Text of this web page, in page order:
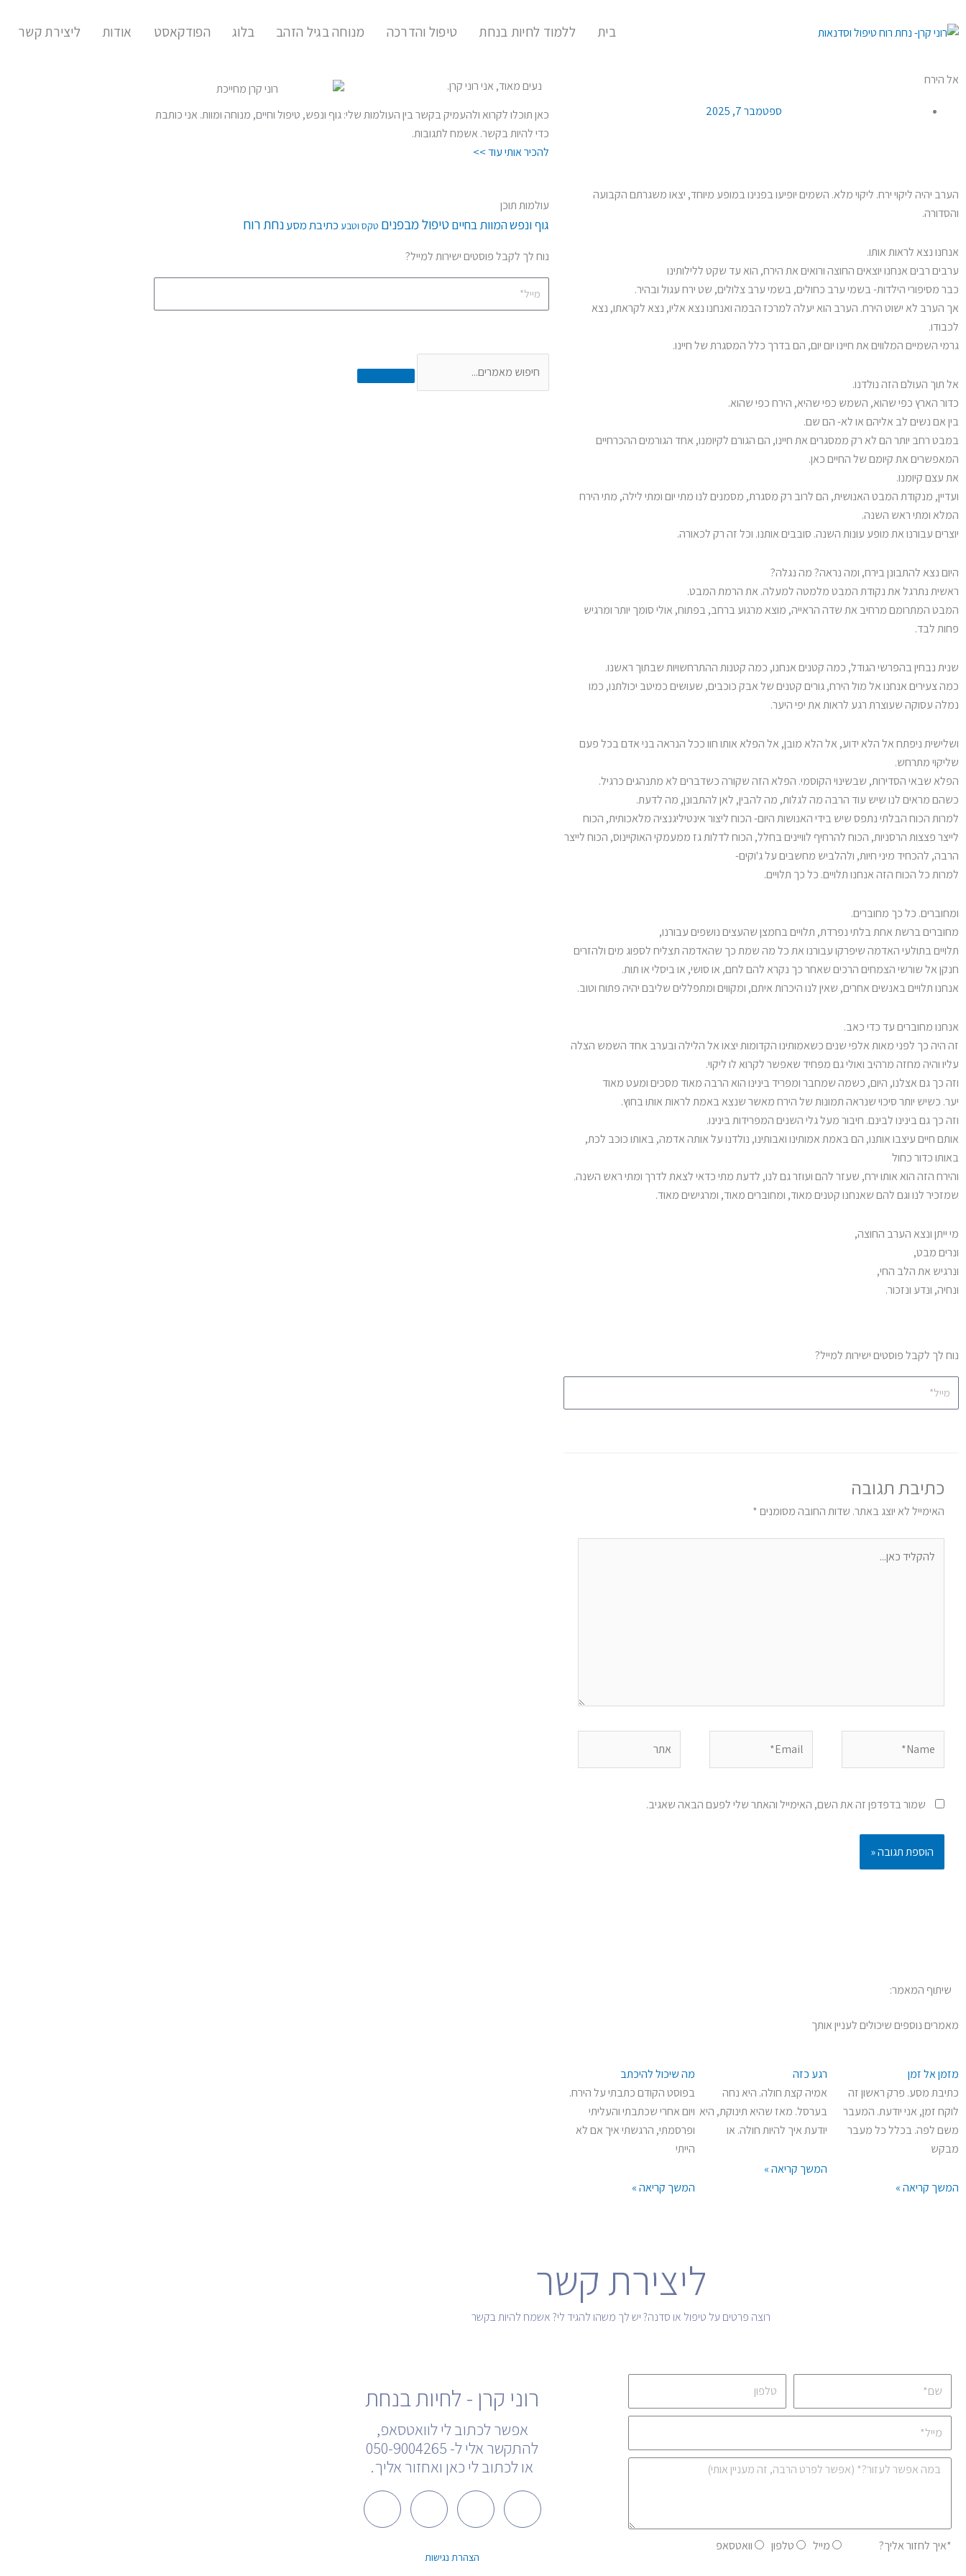
לתוכן
בית ללמוד לחיות בנחת טיפול והדרכה מנוחה בגיל הזהב בלוג הפודקאסט אודות ליצירת קשר
אל הירח
ספטמבר 7, 2025
הערב יהיה ליקוי ירח. ליקוי מלא. השמים יופיעו בפנינו במופע מיוחד, יצאו משגרתם הקבועה
והסדורה.
אנחנו נצא לראות אותו.
ערבים רבים אנחנו יוצאים החוצה ורואים את הירח, הוא עד שקט ללילותינו
כבר מסיפורי הילדות- בשמי ערב כחולים, בשמי ערב צלולים, שט ירח עגול ובהיר.
אך הערב לא ישוט הירח. הערב הוא יעלה למרכז הבמה ואנחנו נצא אליו, נצא לקראתו, נצא
לכבודו.
גרמי השמיים המלווים את חיינו יום יום, הם בדרך כלל המסגרת של חיינו.
אל תוך העולם הזה נולדנו.
כדור הארץ כפי שהוא, השמש כפי שהיא, הירח כפי שהוא.
בין אם נשים לב אליהם או לא- הם שם.
במבט רחב יותר הם לא רק ממסגרים את חיינו, הם הגורם לקיומנו, אחד הגורמים ההכרחיים
המאפשרים את קיומם של החיים כאן.
את עצם קיומנו.
ועדיין, מנקודת המבט האנושית, הם לרוב רק מסגרת, מסמנים לנו מתי יום ומתי לילה, מתי הירח
המלא ומתי ראש השנה.
יוצרים עבורנו את מופע עונות השנה. סובבים אותנו. וכל זה רק לכאורה.
היום נצא להתבונן בירח, ומה נראה? מה נגלה?
ראשית נתרגל את נקודת המבט מלמטה למעלה. את הרמת המבט.
המבט המתרומם מרחיב את שדה הראייה, מוצא מרגוע ברחב, בפתוח, אולי סומך יותר ומרגיש
פחות לבד.
שנית נבחין בהפרשי הגודל, כמה קטנים אנחנו, כמה קטנות ההתרחשויות שבתוך ראשנו.
כמה צעירים אנחנו אל מול הירח, גורים קטנים של אבק כוכבים, שעושים כמיטב יכולתנו, כמו
נמלה עסוקה שעוצרת רגע לראות את יפי היער.
ושלישית ניפתח אל הלא ידוע, אל הלא מובן, אל הפלא אותו חוו ככל הנראה בני אדם בכל פעם
שליקוי מתרחש.
הפלא שבאי הסדירות, שבשינוי הקוסמי. הפלא הזה שקורה כשדברים לא מתנהגים כרגיל.
כשהם מראים לנו שיש עוד הרבה מה לגלות, מה להבין, לאן להתבונן, מה לדעת.
למרות הכוח הבלתי נתפס שיש בידי האנושות היום- הכוח ליצור אינטיליגנציה מלאכותית, הכוח
לייצר פצצות הרסניות, הכוח להרחיף לוויינים בחלל, הכוח לדלות גז ממעמקי האוקיינוס, הכוח לייצר
הרבה, להכחיד מיני חיות, ולהלביש מחשבים על ג'וקים-
למרות כל הכוח הזה אנחנו תלויים. כל כך תלויים.
ומחוברים. כל כך מחוברים.
מחוברים ברשת אחת בלתי נפרדת, תלויים בחמצן שהעצים נושפים עבורנו,
תלויים בתולעי האדמה שיפרקו עבורנו את כל מה שמת כך שהאדמה תצליח לספוג מים ולהזרים
חנקן אל שורשי הצמחים הרכים שאחר כך נקרא להם לחם, או סושי, או ביסלי או תות.
אנחנו תלויים באנשים אחרים, שאין לנו היכרות איתם, ומקווים ומתפללים שליבם יהיה פתוח וטוב.
אנחנו מחוברים עד כדי כאב.
זה היה כך לפני מאות אלפי שנים כשאמותינו הקדומות יצאו אל הלילה ובערב אחד השמש הצלה
עליו והיה מחזה מרהיב ואולי גם מפחיד שאפשר לקרוא לו ליקוי.
וזה כך גם אצלנו, היום, כשמה שמחבר ומפריד בינינו הוא הרבה מאוד מסכים ומעט מאוד
יער. כשיש יותר סיכוי שנראה תמונות של הירח מאשר שנצא באמת לראות אותו בחוץ.
וזה כך גם בינינו לבינם. חיבור מעל גלי השנים המפרידות בינינו.
אותם חיים עיצבו אותנו, הם באמת אמותינו ואבותינו, נולדנו על אותה אדמה, באותו כוכב לכת,
באותו כדור כחול
והירח הזה הוא אותו ירח, שעזר להם ועוזר גם לנו, לדעת מתי כדאי לצאת לדרך ומתי ראש השנה.
שמזכיר לנו וגם להם שאנחנו קטנים מאוד, ומחוברים מאוד, ומרגישים מאוד.
מי ייתן ונצא הערב החוצה,
ונרים מבט,
ונרגיש את הלב החי,
ונחיה, ונדע ונזכור.
נוח לך לקבל פוסטים ישירות למייל?
כתיבת תגובה
האימייל לא יוצג באתר. שדות החובה מסומנים*
כאן...
שמור בדפדפן זה את השם, האימייל והאתר שלי לפעם הבאה שאגיב.
שיתוף המאמר:
מאמרים נוספים שיכולים לעניין אותך
מזמן אל זמן
כתיבת מסע. פרק ראשון זה
לוקח זמן, אני יודעת. המעבר
משם לפה. בכלל כל מעבר
מבקש
המשך קריאה »
רגע כזה
אמיה קצת חולה. היא נחה
בערסל. מאז שהיא תינוקת, היא
יודעת איך להיות חולה. או
המשך קריאה »
מה שיכול להיכתב
בפוסט הקודם כתבתי על הירח.
ויום אחרי שכתבתי והעליתי
ופרסמתי, הרגשתי איך אם לא
הייתי
המשך קריאה »
נעים מאוד, אני רוני קרן.
כאן תוכלו לקרוא ולהעמיק בקשר בין העולמות שלי: גוף ונפש, טיפול וחיים, מנוחה ומוות. אני כותבת
כדי להיות בקשר. אשמח לתגובות.
להכיר אותי עוד >>
עולמות תוכן
גוף ונפשהמוות בחייםטיפול מבפנים טקס וטבע כתיבת מסענחת רוח
נוח לך לקבל פוסטים ישירות למייל?
ליצירת קשר
רוצה פרטים על טיפול או סדנה? יש לך משהו להגיד לי? אשמח להיות בקשר
הודעה
*איך לחזור אליך?
איךמייל טלפון וואטסאפ
רוני קרן - לחיות בנחת
אפשר לכתוב לי לוואטסאפ,
להתקשר אלי ל- 050-9004265
או לכתוב לי כאן ואחזור אליך.
F
a
Y
o
W
h
U
s הצהרת נגישות